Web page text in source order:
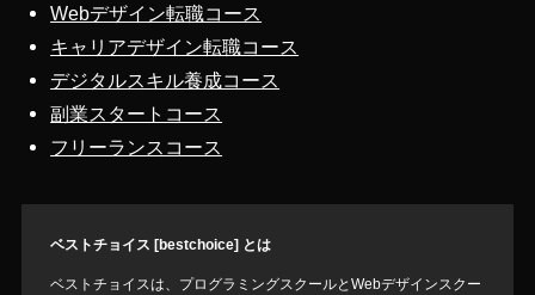
Webデザイン転職コース
キャリアデザイン転職コース
デジタルスキル養成コース
副業スタートコース
フリーランスコース
ベストチョイス [bestchoice] とは
ベストチョイスは、プログラミングスクールとWebデザインスクー